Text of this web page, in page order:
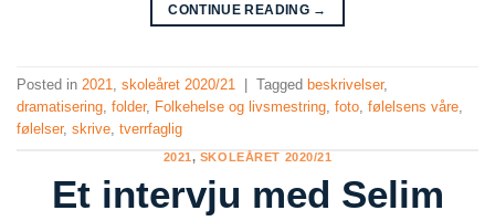
CONTINUE READING →
Posted in 2021 skoleåret 2020/21 Tagged beskrivelser,
dramatisering folder, Folkehelse og livsmestring foto følelsens våre
følelser, skrive tverrfaglig
2021, SKOLEÅRET 2020/21
Et intervju med Selim